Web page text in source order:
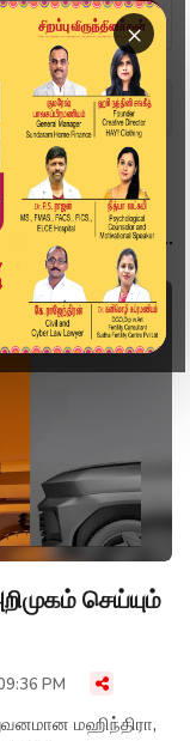
×
செய்யும்
PM
மஹிந்திரா,